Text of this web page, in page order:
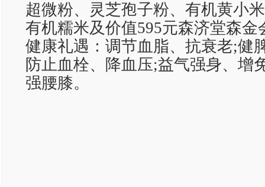
超微粉、灵芝孢子粉、有机黄小
有机糯米及价值595元森济堂森金
健康礼遇：调节血脂、抗衰老;健
防止血栓、降血压;益气强身、增
强腰膝。